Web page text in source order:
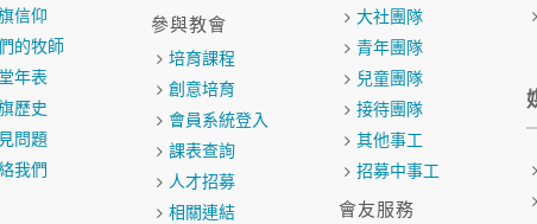
信仰
的牧師
年表
歷史
問題
我們
參與教會
培育課程
創意培育
會員系統登入
課表查詢
人才招募
相關連結
大社團隊
青年團隊
兒童團隊
接待團隊
其他事工
招募中事工
會友服務